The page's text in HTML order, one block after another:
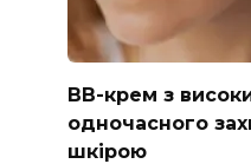
ВВ-крем з
одночасного
шкірою